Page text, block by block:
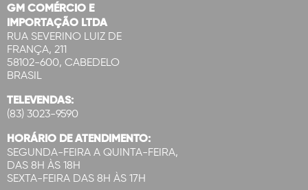
GM COMÉRCIO E
IMPORTAÇÃO LTDA
RUA SEVERINO LUIZ DE
FRANÇA, 211
58102-600, CABEDELO
BRASIL
TELEVENDAS:
(83) 3023-9590
HORÁRIO DE ATENDIMENTO:
SEGUNDA-FEIRA A QUINTA-FEIRA,
DAS 8H ÀS 18H
SEXTA-FEIRA DAS 8H ÀS 17H